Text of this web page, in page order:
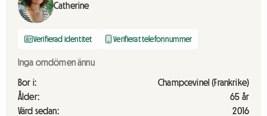
Catherine
Verifierad identitet Verifierat telefonnummer
Inga omdömen ännu
Bor i:
Champcevinel (Frankrike)
Ålder:
65 år
Värd sedan:
2016